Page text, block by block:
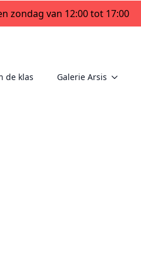
zondag van 12:00 tot 17:00
de klas Galerie Arsis